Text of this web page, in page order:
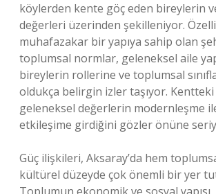
köylerden kente göç eden bireylerin
değerleri üzerinden şekilleniyor.
muhafazakar bir yapıya sahip olan
toplumsal normlar, geleneksel aile
bireylerin rollerine ve toplumsal
oldukça belirgin izler taşıyor. Kentteki
geleneksel değerlerin modernleşme
etkileşime girdiğini gözler önüne
Güç ilişkileri, Aksaray’da hem
kültürel düzeyde çok önemli bir yer